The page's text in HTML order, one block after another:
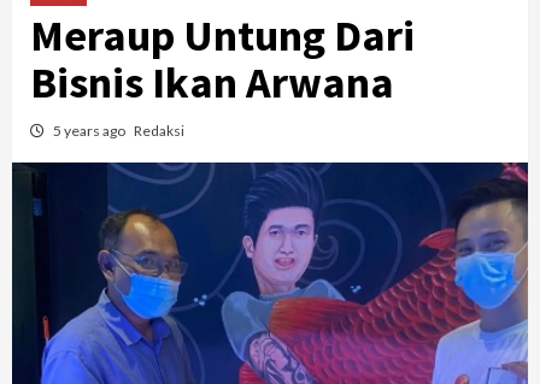
Meraup Untung Dari
Bisnis Ikan Arwana
5 years ago Redaksi